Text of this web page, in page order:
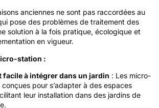
anciennes ne sont pas raccordées au
pose des problèmes de traitement des
solution à la fois pratique, écologique et
en vigueur.
station :
facile à intégrer dans un jardin : Les micro-
pour s’adapter à des espaces
leur installation dans des jardins de